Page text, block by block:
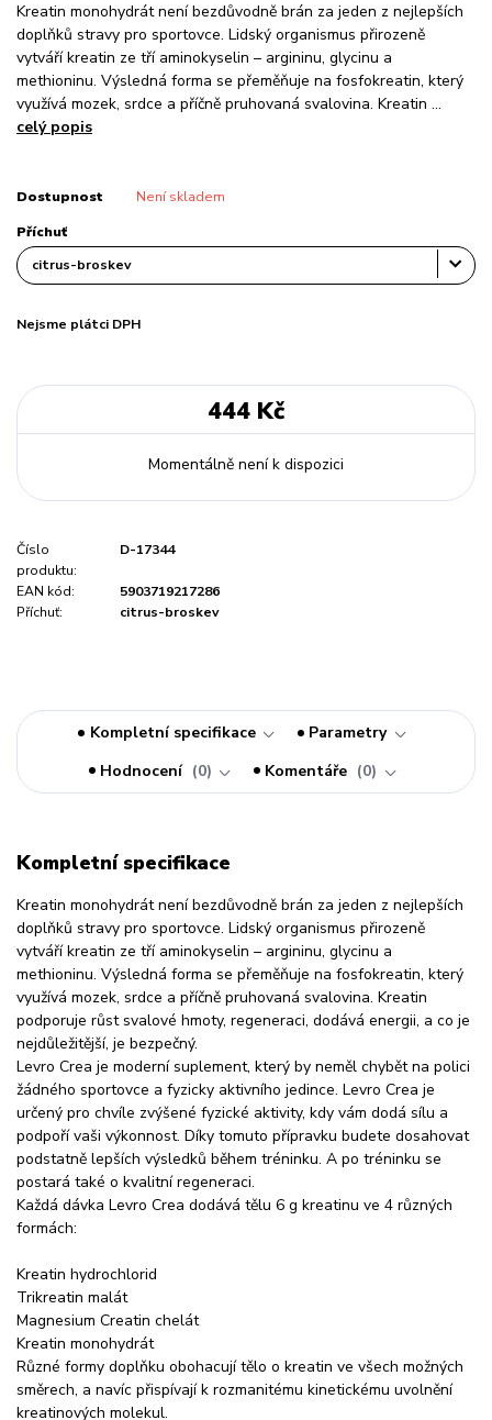
Kreatin monohydrát není bezdůvodně brán za jeden z nejlepších
doplňků stravy pro sportovce. Lidský organismus přirozeně
vytváří kreatin ze tří aminokyselin – argininu, glycinu a
methioninu. Výsledná forma se přeměňuje na fosfokreatin, který
využívá mozek, srdce a příčně pruhovaná svalovina. Kreatin ...
celý popis
Dostupnost Není skladem
Příchuť
Nejsme plátci DPH
444 Kč
Momentálně není k dispozici
Číslo
produktu:
D-17344
EAN kód:
5903719217286
Příchuť:
citrus-broskev
Kompletní specifikace
Parametry
Hodnocení
0 Komentáře 0
Kompletní specifikace
Kreatin monohydrát není bezdůvodně brán za jeden z nejlepších
doplňků stravy pro sportovce. Lidský organismus přirozeně
vytváří kreatin ze tří aminokyselin – argininu, glycinu a
methioninu. Výsledná forma se přeměňuje na fosfokreatin, který
využívá mozek, srdce a příčně pruhovaná svalovina. Kreatin
podporuje růst svalové hmoty, regeneraci, dodává energii, a co je
nejdůležitější, je bezpečný.
Levro Crea je moderní suplement, který by neměl chybět na polici
žádného sportovce a fyzicky aktivního jedince. Levro Crea je
určený pro chvíle zvýšené fyzické aktivity, kdy vám dodá sílu a
podpoří vaši výkonnost. Díky tomuto přípravku budete dosahovat
podstatně lepších výsledků během tréninku. A po tréninku se
postará také o kvalitní regeneraci.
Každá dávka Levro Crea dodává tělu 6 g kreatinu ve 4 různých
formách:
Kreatin hydrochlorid
Trikreatin malát
Magnesium Creatin chelát
Kreatin monohydrát
Různé formy doplňku obohacují tělo o kreatin ve všech možných
směrech, a navíc přispívají k rozmanitému kinetickému uvolnění
kreatinových molekul.